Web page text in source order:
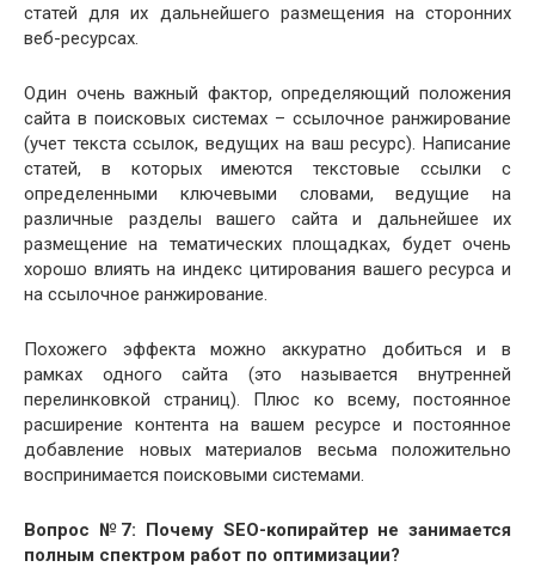
статей для их дальнейшего размещения на сторонних
веб-ресурсах.
Один очень важный фактор, определяющий положения
сайта в поисковых системах – ссылочное ранжирование
(учет текста ссылок, ведущих на ваш ресурс). Написание
статей, в которых имеются текстовые ссылки с
определенными ключевыми словами, ведущие на
различные разделы вашего сайта и дальнейшее их
размещение на тематических площадках, будет очень
хорошо влиять на индекс цитирования вашего ресурса и
на ссылочное ранжирование.
Похожего эффекта можно аккуратно добиться и в
рамках одного сайта (это называется внутренней
перелинковкой страниц). Плюс ко всему, постоянное
расширение контента на вашем ресурсе и постоянное
добавление новых материалов весьма положительно
воспринимается поисковыми системами.
Вопрос №7: Почему SEO-копирайтер не занимается
полным спектром работ по оптимизации?